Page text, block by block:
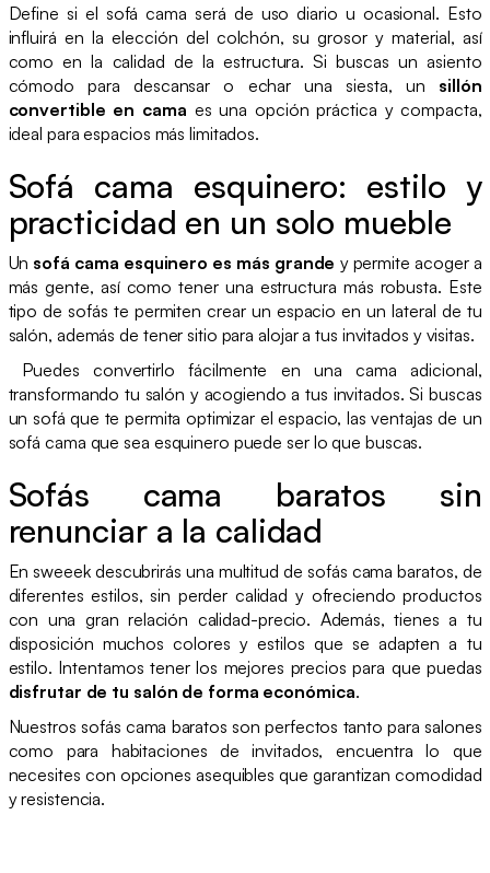
Define si el sofá cama será de uso diario u ocasional. Esto
influirá en la elección del colchón, su grosor y material, así
como en la calidad de la estructura. Si buscas un asiento
cómodo para descansar o echar una siesta, un sillón
convertible en cama es una opción práctica y compacta,
ideal para espacios más limitados.
Sofá cama esquinero: estilo y
practicidad en un solo mueble
Un sofá cama esquinero es más grande y permite acoger a
más gente, así como tener una estructura más robusta. Este
tipo de sofás te permiten crear un espacio en un lateral de tu
salón, además de tener sitio para alojar a tus invitados y visitas.
Puedes convertirlo fácilmente en una cama adicional,
transformando tu salón y acogiendo a tus invitados. Si buscas
un sofá que te permita optimizar el espacio, las ventajas de un
sofá cama que sea esquinero puede ser lo que buscas.
Sofás cama baratos sin
renunciar a la calidad
En sweeek descubrirás una multitud de sofás cama baratos, de
diferentes estilos, sin perder calidad y ofreciendo productos
con una gran relación calidad-precio. Además, tienes a tu
disposición muchos colores y estilos que se adapten a tu
estilo. Intentamos tener los mejores precios para que puedas
disfrutar de tu salón de forma económica.
Nuestros sofás cama baratos son perfectos tanto para salones
como para habitaciones de invitados, encuentra lo que
necesites con opciones asequibles que garantizan comodidad
y resistencia.